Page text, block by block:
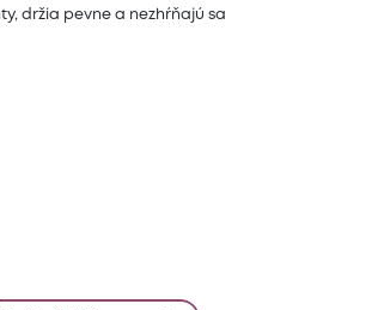
držia pevne a nezhŕňajú sa